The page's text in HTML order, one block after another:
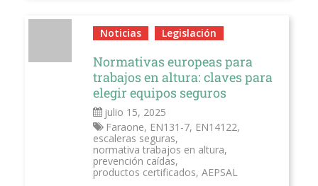
Noticias Legislación
Normativas europeas para
trabajos en altura: claves para
elegir equipos seguros
julio 15, 2025
Faraone, EN131-7, EN14122,
escaleras seguras,
normativa trabajos en altura,
prevención caídas,
productos certificados,AEPSAL